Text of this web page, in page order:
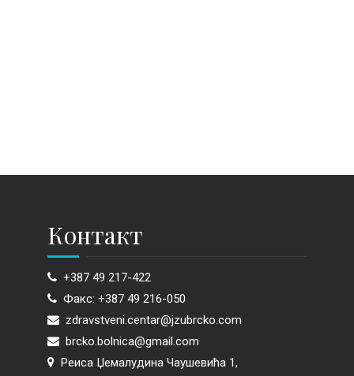
Контакт
+387 49 217-422
Факс: +387 49 216-050
zdravstveni.centar@jzubrcko.com
brcko.bolnica@gmail.com
Реиса Џемалудина Чаушевића 1,